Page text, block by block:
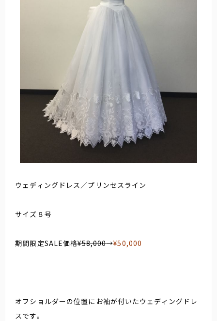
ウェディングドレス／プリンセスライン
サイズ８号
期間限定SALE価格¥58,000→¥50,000
オフショルダーの位置にお袖が付いたウェディングドレ
スです。